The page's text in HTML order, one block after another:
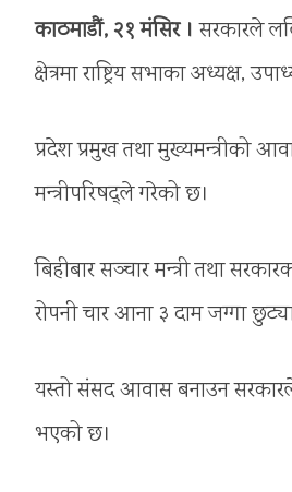
काठमाडौं, २१ मंसिर । सरकारले
क्षेत्रमा राष्ट्रिय सभाका अध्यक्ष,
प्रदेश प्रमुख तथा मुख्यमन्त्रीको
मन्त्रीपरिषद्ले गरेको छ।
बिहीबार सञ्चार मन्त्री तथा
रोपनी चार आना ३ दाम जग्गा
यस्तो संसद आवास बनाउन
भएको छ।